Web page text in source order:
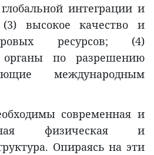
интеграции и
(3) высокое качество и
ресурсов; (4)
органы по разрешению
международным
современная и
физическая и
Опираясь на эти